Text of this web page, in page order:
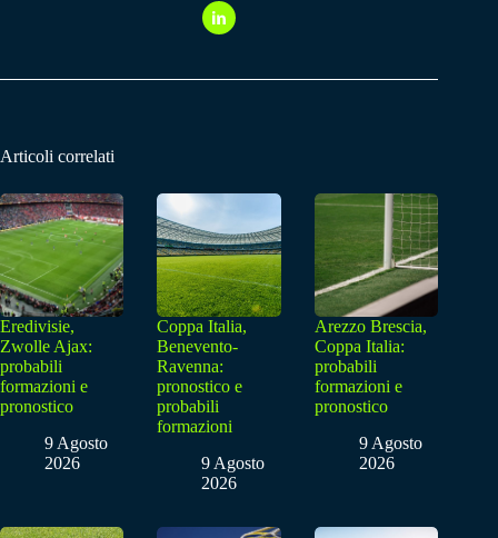
Articoli correlati
Eredivisie,
Zwolle Ajax:
probabili
formazioni e
pronostico
9 Agosto
2026
Coppa Italia,
Benevento-
Ravenna:
pronostico e
probabili
formazioni
9 Agosto
2026
Arezzo Brescia,
Coppa Italia:
probabili
formazioni e
pronostico
9 Agosto
2026